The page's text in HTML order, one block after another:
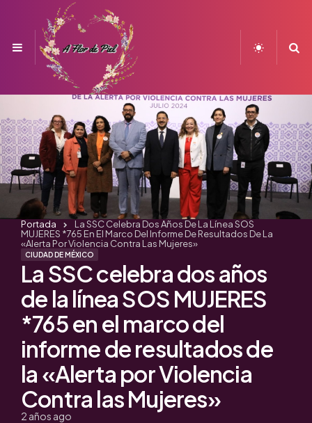
Menu
CIUDAD DE MÉXICO
La SSC celebra dos años
de la línea SOS MUJERES
*765 en el marco del
informe de resultados de
la «Alerta por Violencia
Contra las Mujeres»
2 años ago
Portada
La SSC Celebra Dos Años De La Línea SOS
MUJERES *765 En El Marco Del Informe De Resultados De La
«Alerta Por Violencia Contra Las Mujeres»